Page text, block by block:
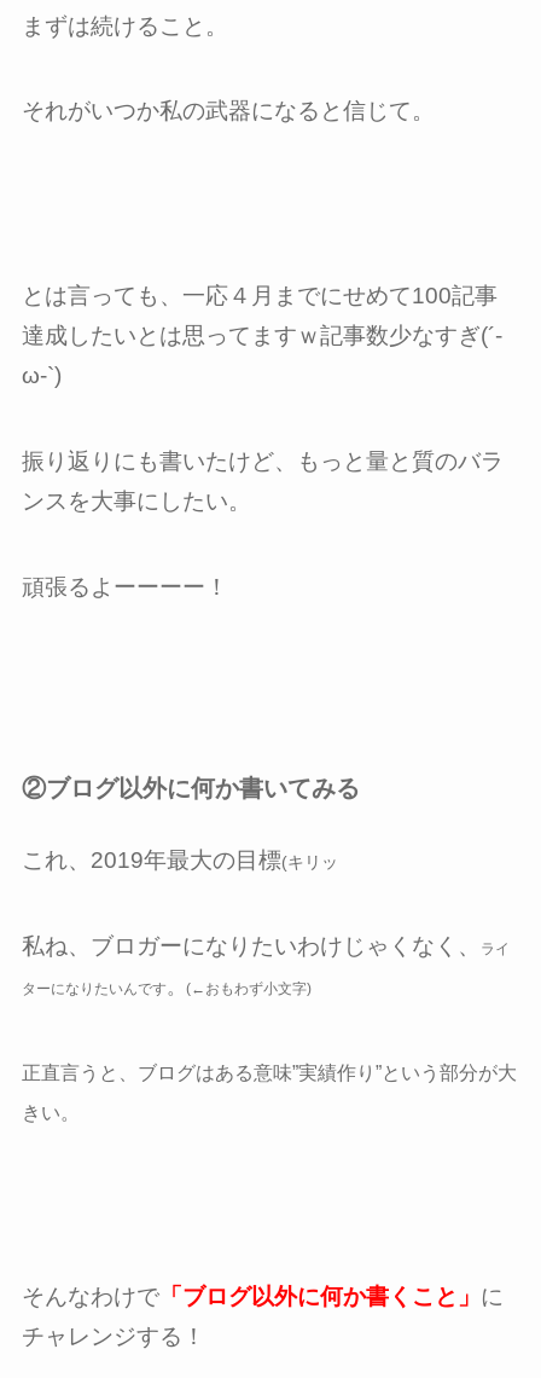
まずは続けること。
それがいつか私の武器になると信じて。
とは言っても、一応４月までにせめて100記事
達成したいとは思ってますｗ記事数少なすぎ(´-
ω-`)
振り返りにも書いたけど、もっと量と質のバラ
ンスを大事にしたい。
頑張るよーーーー！
②ブログ以外に何か書いてみる
これ、2019年最大の目標(キリッ
私ね、ブロガーになりたいわけじゃくなく、 ライ
ターになりたいんです 。 (←おもわず小文字)
正直言うと、ブログはある意味”実績作り”という部分が大
きい。
そんなわけで「ブログ以外に何か書くこと」 に
チャレンジする！